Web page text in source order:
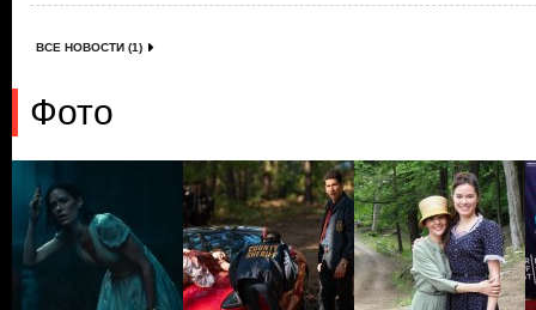
ВСЕ НОВОСТИ (1)
Фото